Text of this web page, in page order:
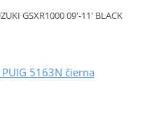
GSXR1000 09'-11' BLACK
5163N čierna